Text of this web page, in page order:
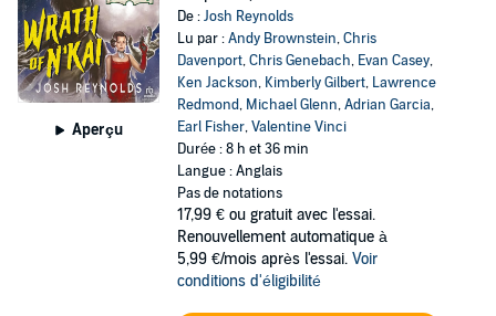
Aperçu
De :Josh Reynolds
Lu par :Andy Brownstein,Chris
Davenport,Chris Genebach, Evan Casey,
Ken Jackson, Kimberly Gilbert, Lawrence
Redmond, Michael Glenn,Adrian Garcia,
Earl Fisher,Valentine Vinci
Durée : 8 h et 36 min
Langue : Anglais
Pas de notations
17,99 € ou gratuit avec l'essai.
Renouvellement automatique à
5,99 €/mois après l'essai. Voir
conditions d'éligibilité